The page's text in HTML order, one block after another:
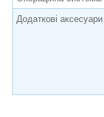
Додаткові аксесуари